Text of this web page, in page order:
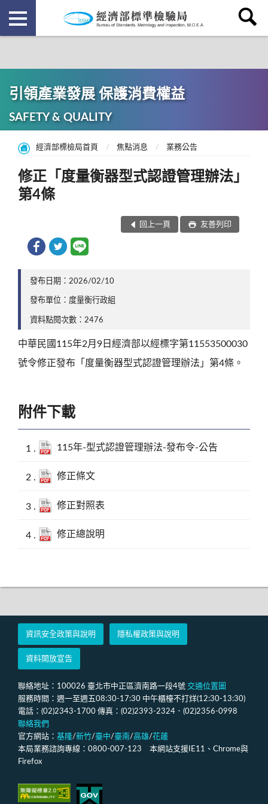
引領產業發展 保護消費權益
SAFETY & QUALITY
經濟部標檢局首頁 焦點消息 業務公告
修正「度量衡器型式認證管理辦法」
第4條
回上一頁 友善列印
發布日期：2026/02/10
發布單位：度量衡行政組
資料點閱次數：2476
中華民國115年2月9日經濟部以經標字第11553500030
號令修正發布「度量衡器型式認證管理辦法」第4條。
附件下載
115年-型式認證管理辦法-發布令-公告
修正條文
修正對照表
修正總說明
資訊安全政策與說明 隱私權政策與說明
資料開放宣告
聯絡地址：100026 臺北市中正區濟南路一段4號 交通位置圖
服務時間：週一至週五08:30-17:30 中午櫃檯不打烊(12:30-13:30)
電話：(02)2343-1700 傳真：(02)2393-2324．(02)2356-0998
聯絡我們
官方網站： 基隆/新竹/臺中/臺南/高雄/花蓮
本局業務諮詢專線：0800-007-123 本網站支援IE11、Chrome與
Firefox